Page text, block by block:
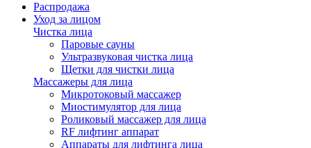
Распродажа
Уход за лицом
Чистка лица
Паровые сауны
Ультразвуковая чистка лица
Щетки для чистки лица
Массажеры для лица
Микротоковый массажер
Миостимулятор для лица
Роликовый массажер для лица
RF лифтинг аппарат
Аппараты для лифтинга лица